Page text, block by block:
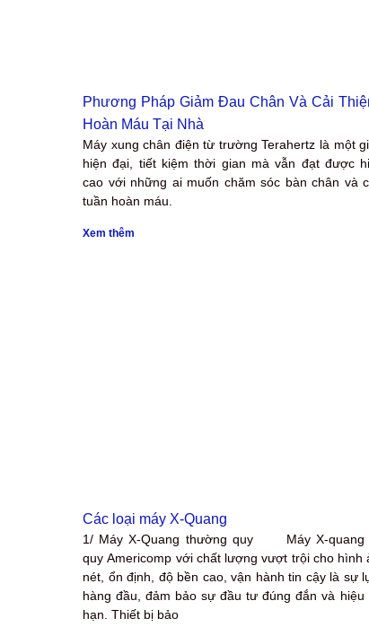
Phương Pháp Giảm Đau Chân Và Cải
Hoàn Máu Tại Nhà
Máy xung chân điện từ trường Terahertz là một
hiện đại, tiết kiệm thời gian mà vẫn đạt được
cao với những ai muốn chăm sóc bàn chân và
tuần hoàn máu.
Xem thêm
Các loại máy X-Quang
1/ Máy X-Quang thường quy Máy X-quang
quy Americomp với chất lượng vượt trội cho hình
nét, ổn định, độ bền cao, vận hành tin cậy là sự
hàng đầu, đảm bảo sự đầu tư đúng đắn và hiệu
hạn. Thiết bị bảo